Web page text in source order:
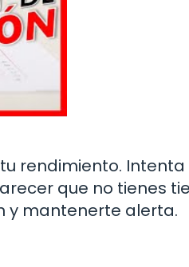
rendimiento.
que no tienes
y mantenerte alerta.